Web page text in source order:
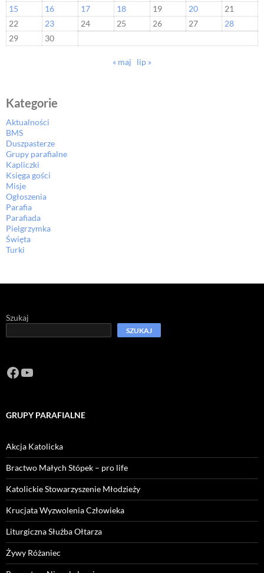
15
16 17 18 19 20
21
22
23 24 25 26 27
28
29
30
« maj lip »
Kategorie
Aktualności
BMS
Duszpasterze
Grupy parafialne
Kapliczki
Księga gości
Misje
Ogłoszenia
Parafia
Parafiada
Pielgrzymka
Święta
Turki
Szukaj
SZUKAJ
Facebook
https://www.youtube.com/channel/
GRUPY PARAFIALNE
Akcja Katolicka
Bractwo Małych Stópek – pro life
Katolickie Stowarzyszenie Młodzieży
Krucjata Wyzwolenia Człowieka
Liturgiczna Służba Ołtarza
Żywy Różaniec